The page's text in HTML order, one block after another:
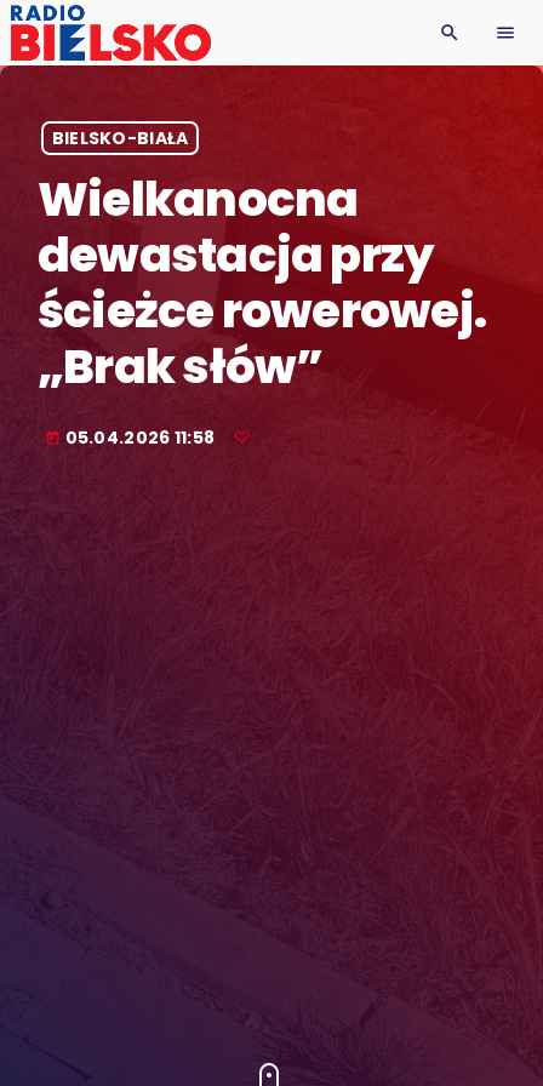
search menu
BIELSKO-BIAŁA
Wielkanocna
dewastacja przy
ścieżce rowerowej.
„Brak słów”
today 05.04.2026 11:58